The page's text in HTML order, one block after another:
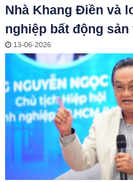
Nhà Khang Điền và
nghiệp bất động sản
13-06-2026